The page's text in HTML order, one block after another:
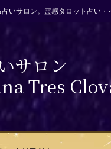
いサロン。霊感タロット占い
サロン
Tres